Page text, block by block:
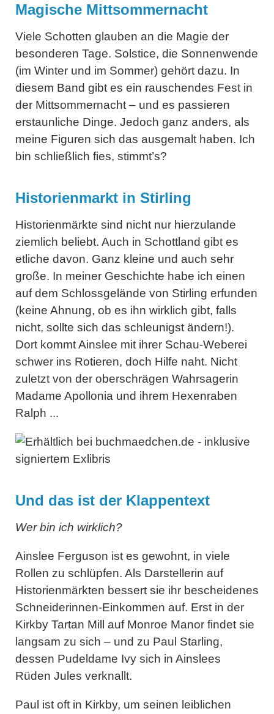
Magische Mittsommernacht
Viele Schotten glauben an die Magie der
besonderen Tage. Solstice, die Sonnenwende
(im Winter und im Sommer) gehört dazu. In
diesem Band gibt es ein rauschendes Fest in
der Mittsommernacht – und es passieren
erstaunliche Dinge. Jedoch ganz anders, als
meine Figuren sich das ausgemalt haben. Ich
bin schließlich fies, stimmt’s?
Historienmarkt in Stirling
Historienmärkte sind nicht nur hierzulande
ziemlich beliebt. Auch in Schottland gibt es
etliche davon. Ganz kleine und auch sehr
große. In meiner Geschichte habe ich einen
auf dem Schlossgelände von Stirling erfunden
(keine Ahnung, ob es ihn wirklich gibt, falls
nicht, sollte sich das schleunigst ändern!).
Dort kommt Ainslee mit ihrer Schau-Weberei
schwer ins Rotieren, doch Hilfe naht. Nicht
zuletzt von der oberschrägen Wahrsagerin
Madame Apollonia und ihrem Hexenraben
Ralph ...
Und das ist der Klappentext
Wer bin ich wirklich?
Ainslee Ferguson ist es gewohnt, in viele
Rollen zu schlüpfen. Als Darstellerin auf
Historienmärkten bessert sie ihr bescheidenes
Schneiderinnen-Einkommen auf. Erst in der
Kirkby Tartan Mill auf Monroe Manor findet sie
langsam zu sich – und zu Paul Starling,
dessen Pudeldame Ivy sich in Ainslees
Rüden Jules verknallt.
Paul ist oft in Kirkby, um seinen leiblichen